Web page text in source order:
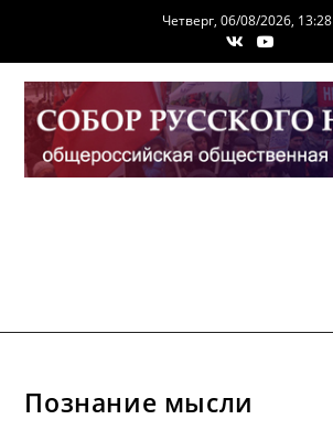
содержимому
Четверг, 06/08/2026, 13:28
Познание мысли